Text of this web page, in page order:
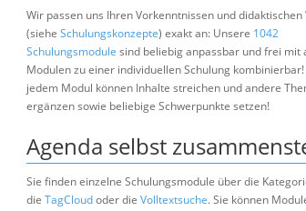
Wir passen uns Ihren Vorkenntnissen und didaktischen
(siehe Schulungskonzepte) exakt an: Unsere 1042
Schulungsmodule sind beliebig anpassbar und frei mit
Modulen zu einer individuellen Schulung kombinierbar!
jedem Modul können Inhalte streichen und andere
ergänzen sowie beliebige Schwerpunkte setzen!
Agenda selbst
Sie finden einzelne Schulungsmodule über die
die TagCloudoder die Volltextsuche. Sie können